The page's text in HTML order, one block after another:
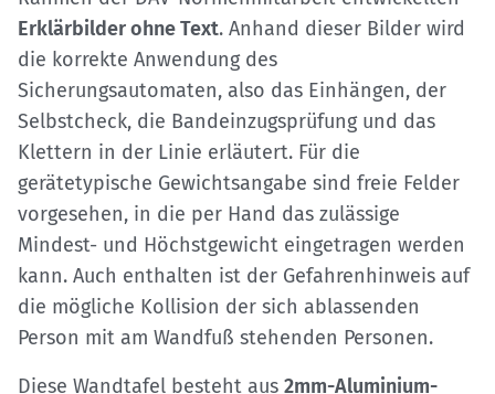
Erklärbilder ohne Text. Anhand dieser Bilder wird
die korrekte Anwendung des
Sicherungsautomaten, also das Einhängen, der
Selbstcheck, die Bandeinzugsprüfung und das
Klettern in der Linie erläutert. Für die
gerätetypische Gewichtsangabe sind freie Felder
vorgesehen, in die per Hand das zulässige
Mindest- und Höchstgewicht eingetragen werden
kann. Auch enthalten ist der Gefahrenhinweis auf
die mögliche Kollision der sich ablassenden
Person mit am Wandfuß stehenden Personen.
Diese Wandtafel besteht aus 2mm-Aluminium-